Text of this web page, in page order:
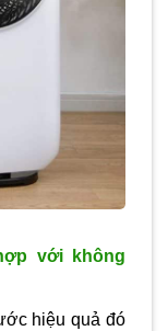
với không
hiệu quả đó